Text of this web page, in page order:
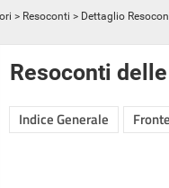
> Resoconti > Dettaglio
Resoconti
Indice Generale